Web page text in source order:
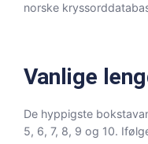
norske
Vanlige
De hyppigste
5, 6, 7, 8, 9 og 10.